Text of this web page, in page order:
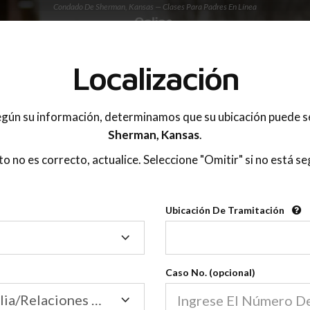
Condado De Sherman, Kansas — Clases Para Padres En Línea
OnlineParentingPrograms.com®
De Educación Para Padres En
Condado De Sherman (KS)
Localización
su información, determinamos que su ubicación puede
Sherman, Kansas.
no es correcto, actualice. Seleccione "Omitir" si no está
Ubicación De Tramitación
Tramitación
Tribunal de Familia/Relaciones Domésticas
Caso No. (opcional)